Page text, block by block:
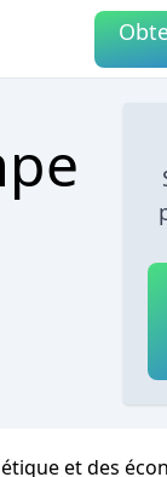
et des